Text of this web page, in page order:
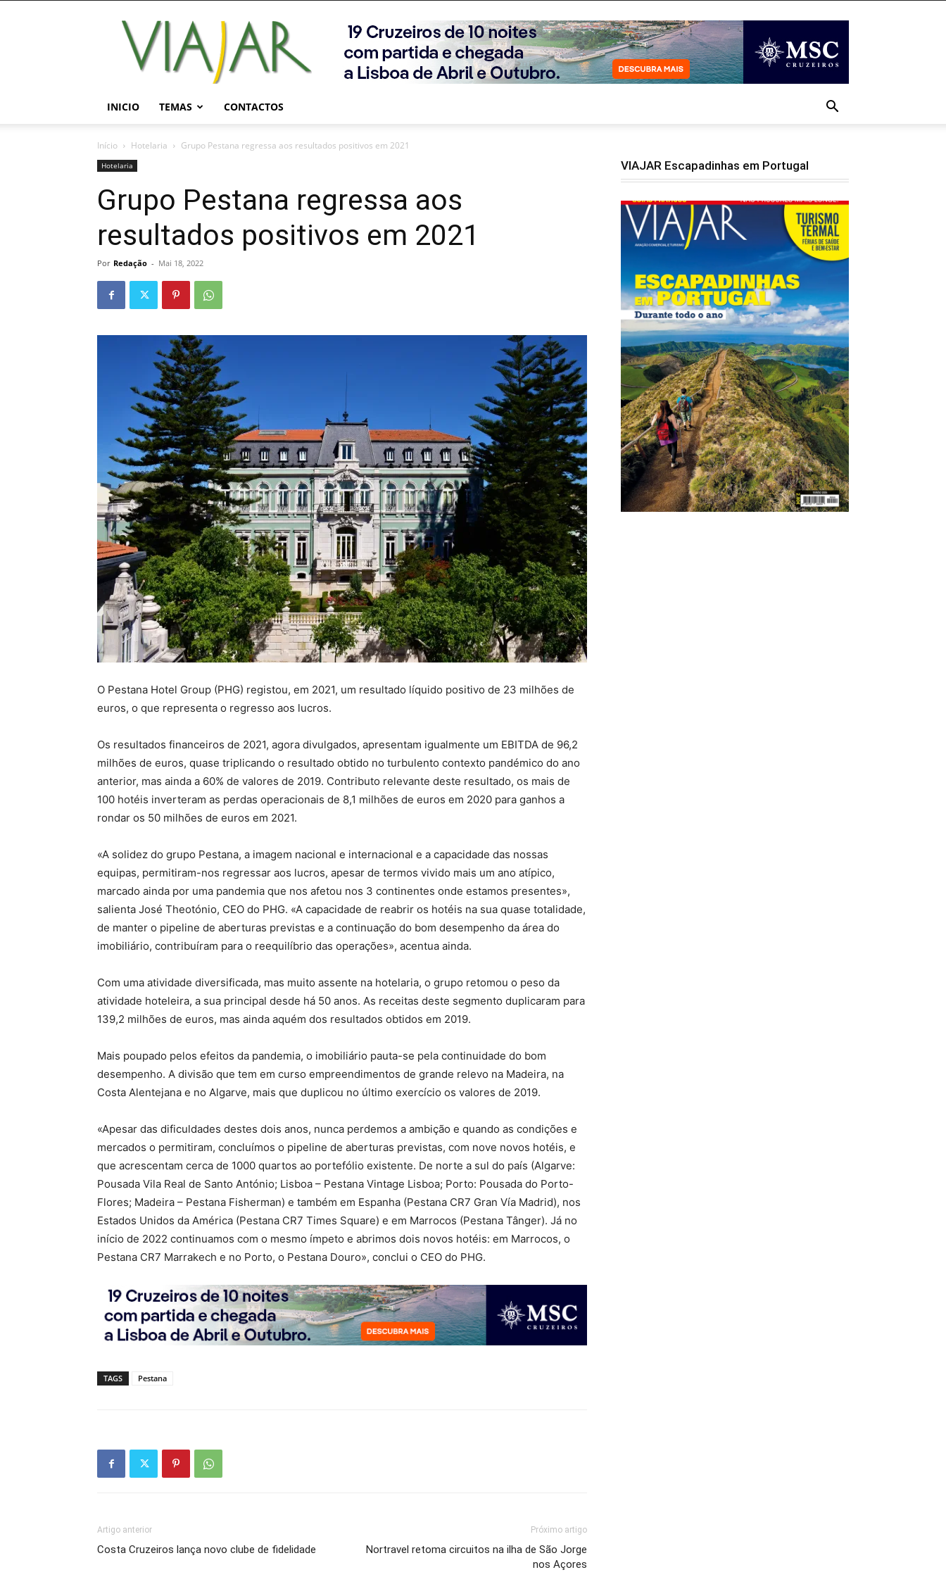
Viajar
Magazine
Online
INICIO TEMAS CONTACTOS
Início Hotelaria Grupo Pestana regressa aos resultados positivos em 2021
Hotelaria
Grupo Pestana regressa aos
resultados positivos em 2021
Por Redação - Mai 18, 2022
O Pestana Hotel Group (PHG) registou, em 2021, um resultado líquido positivo de 23 milhões de
euros, o que representa o regresso aos lucros.
Os resultados financeiros de 2021, agora divulgados, apresentam igualmente um EBITDA de 96,2
milhões de euros, quase triplicando o resultado obtido no turbulento contexto pandémico do ano
anterior, mas ainda a 60% de valores de 2019. Contributo relevante deste resultado, os mais de
100 hotéis inverteram as perdas operacionais de 8,1 milhões de euros em 2020 para ganhos a
rondar os 50 milhões de euros em 2021.
«A solidez do grupo Pestana, a imagem nacional e internacional e a capacidade das nossas
equipas, permitiram-nos regressar aos lucros, apesar de termos vivido mais um ano atípico,
marcado ainda por uma pandemia que nos afetou nos 3 continentes onde estamos presentes»,
salienta José Theotónio, CEO do PHG. «A capacidade de reabrir os hotéis na sua quase totalidade,
de manter o pipeline de aberturas previstas e a continuação do bom desempenho da área do
imobiliário, contribuíram para o reequilíbrio das operações», acentua ainda.
Com uma atividade diversificada, mas muito assente na hotelaria, o grupo retomou o peso da
atividade hoteleira, a sua principal desde há 50 anos. As receitas deste segmento duplicaram para
139,2 milhões de euros, mas ainda aquém dos resultados obtidos em 2019.
Mais poupado pelos efeitos da pandemia, o imobiliário pauta-se pela continuidade do bom
desempenho. A divisão que tem em curso empreendimentos de grande relevo na Madeira, na
Costa Alentejana e no Algarve, mais que duplicou no último exercício os valores de 2019.
«Apesar das dificuldades destes dois anos, nunca perdemos a ambição e quando as condições e
mercados o permitiram, concluímos o pipeline de aberturas previstas, com nove novos hotéis, e
que acrescentam cerca de 1000 quartos ao portefólio existente. De norte a sul do país (Algarve:
Pousada Vila Real de Santo António; Lisboa – Pestana Vintage Lisboa; Porto: Pousada do Porto-
Flores; Madeira – Pestana Fisherman) e também em Espanha (Pestana CR7 Gran Vía Madrid), nos
Estados Unidos da América (Pestana CR7 Times Square) e em Marrocos (Pestana Tânger). Já no
início de 2022 continuamos com o mesmo ímpeto e abrimos dois novos hotéis: em Marrocos, o
Pestana CR7 Marrakech e no Porto, o Pestana Douro», conclui o CEO do PHG.
TAGS Pestana
Artigo anterior
Costa Cruzeiros lança novo clube de fidelidade
Próximo artigo
Nortravel retoma circuitos na ilha de São Jorge
nos Açores
VIAJAR Escapadinhas em Portugal